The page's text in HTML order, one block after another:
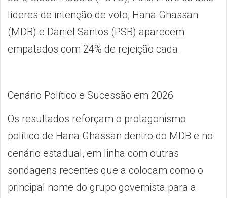
líderes de intenção de voto, Hana Ghassan
(MDB) e Daniel Santos (PSB) aparecem
empatados com 24% de rejeição cada.
Cenário Político e Sucessão em 2026
Os resultados reforçam o protagonismo
político de Hana Ghassan dentro do MDB e no
cenário estadual, em linha com outras
sondagens recentes que a colocam como o
principal nome do grupo governista para a